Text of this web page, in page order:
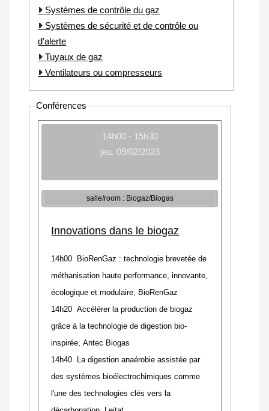
Systèmes de contrôle du gaz
Systèmes de sécurité et de contrôle ou
d'alerte
Tuyaux de gaz
Ventilateurs ou compresseurs
Conférences
14h00 - 15h30
jeu. 09/02/2023
salle/room : Biogaz/Biogas
Innovations dans le biogaz
14h00 BioRenGaz : technologie brevetée de
méthanisation haute performance, innovante,
écologique et modulaire, BioRenGaz
14h20 Accélérer la production de biogaz
grâce à la technologie de digestion bio-
inspirée, Antec Biogas
14h40 La digestion anaérobie assistée par
des systèmes bioélectrochimiques comme
l'une des technologies clés vers la